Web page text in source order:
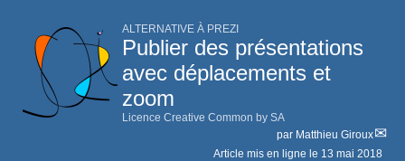
ALTERNATIVE À PREZI
Publier des présentations
avec déplacements et
zoom
Licence Creative Common by SA
par Matthieu Giroux
Article mis en ligne le 13 mai 2018